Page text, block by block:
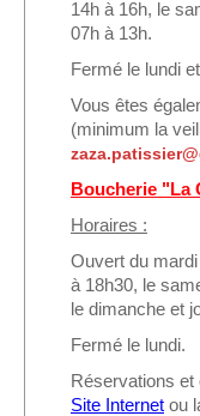
14h à 16h, le
07h à 13h.
Fermé le lundi
Vous êtes
(minimum la
Boucherie "La
Horaires :
Ouvert du
à 18h30, le
le dimanche et
Fermé le lundi.
Réservations et
Site Internet ou